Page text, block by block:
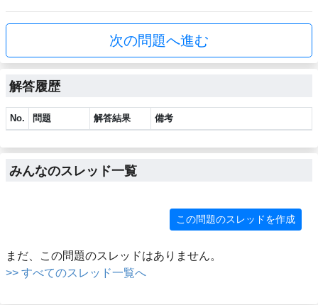
次の問題へ進む
解答履歴
No. 問題 解答結果 備考
みんなのスレッド一覧
この問題のスレッドを作成
まだ、この問題のスレッドはありません。
>> すべてのスレッド一覧へ